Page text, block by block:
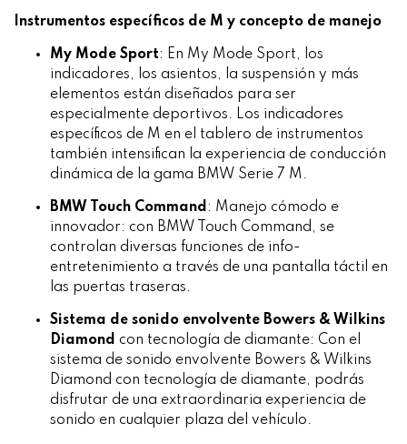
Instrumentos específicos de M y concepto de manejo
My Mode Sport: En My Mode Sport, los
indicadores, los asientos, la suspensión y más
elementos están diseñados para ser
especialmente deportivos. Los indicadores
específicos de M en el tablero de instrumentos
también intensifican la experiencia de conducción
dinámica de la gama BMW Serie 7 M.
BMW Touch Command : Manejo cómodo e
innovador: con BMW Touch Command, se
controlan diversas funciones de info-
entretenimiento a través de una pantalla táctil en
las puertas traseras.
Sistema de sonido envolvente Bowers & Wilkins
Diamond con tecnología de diamante: Con el
sistema de sonido envolvente Bowers & Wilkins
Diamond con tecnología de diamante, podrás
disfrutar de una extraordinaria experiencia de
sonido en cualquier plaza del vehículo.